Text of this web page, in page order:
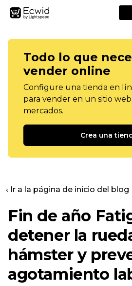
Todo lo que
vender online
Configure una tienda en
para vender en un sitio
mercados.
Crea una
‹ Ir a la página de inicio del blog
Fin de año
detener la
hámster y
agotamiento